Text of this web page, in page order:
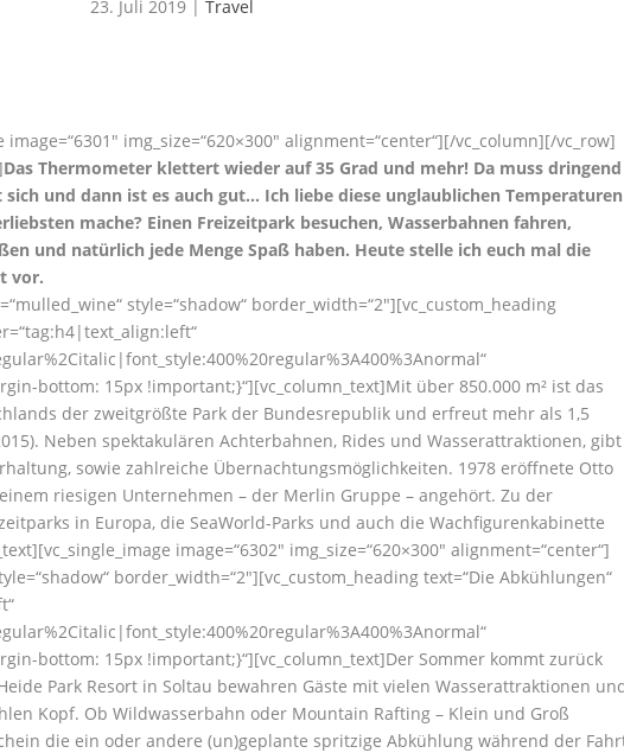
23. Juli 2019| Travel
img_size=“620×300″ alignment=“center“][/vc_column][/vc_row]
Das Thermometer klettert wieder auf 35 Grad und mehr! Da muss dringend
und dann ist es auch gut… Ich liebe diese unglaublichen Temperaturen
mache? Einen Freizeitpark besuchen, Wasserbahnen fahren,
und natürlich jede Menge Spaß haben. Heute stelle ich euch mal die
vor.
style=“shadow“ border_width=“2″][vc_custom_heading
bottom: 15px !important;}“][vc_column_text]Mit über 850.000 m² ist das
der zweitgrößte Park der Bundesrepublik und erfreut mehr als 1,5
Neben spektakulären Achterbahnen, Rides und Wasserattraktionen, gibt
sowie zahlreiche Übernachtungsmöglichkeiten. 1978 eröffnete Otto
riesigen Unternehmen – der Merlin Gruppe – angehört. Zu der
in Europa, die SeaWorld-Parks und auch die Wachfigurenkabinette
image=“6302″ img_size=“620×300″ alignment=“center“]
border_width=“2″][vc_custom_heading text=“Die Abkühlungen“
bottom: 15px !important;}“][vc_column_text]Der Sommer kommt zurück
Park Resort in Soltau bewahren Gäste mit vielen Wasserattraktionen
Kopf. Ob Wildwasserbahn oder Mountain Rafting – Klein und Groß
die ein oder andere (un)geplante spritzige Abkühlung während der